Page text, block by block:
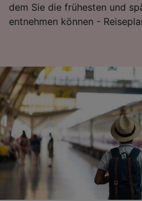
dem Sie die frühesten und
entnehmen können -